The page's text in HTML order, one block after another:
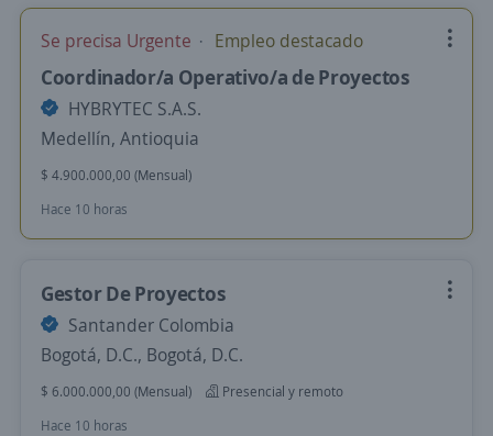
Se precisa Urgente Empleo destacado
Coordinador/a Operativo/a de Proyectos
HYBRYTEC S.A.S.
Medellín, Antioquia
$ 4.900.000,00 (Mensual)
Hace 10 horas
Gestor De Proyectos
Santander Colombia
Bogotá, D.C., Bogotá, D.C.
$ 6.000.000,00 (Mensual)
Presencial y remoto
Hace 10 horas